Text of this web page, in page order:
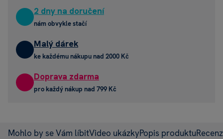
2 dny na doručení
nám obvykle stačí
Malý dárek
ke každému nákupu nad 2000 Kč
Doprava zdarma
pro každý nákup nad 799 Kč
Mohlo by se Vám líbitVideo ukázkyPopis produktu